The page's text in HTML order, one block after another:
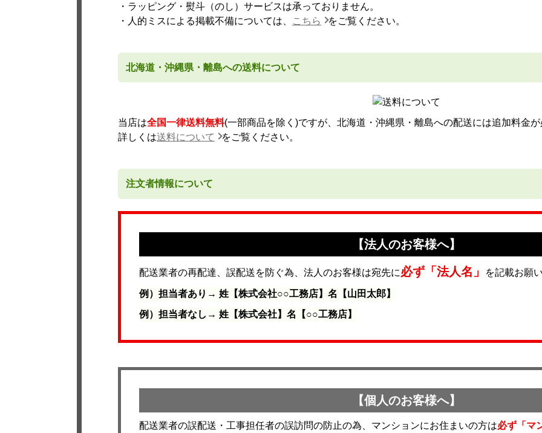
・ラッピング・熨斗（のし）サービスは承っておりません。
・人的ミスによる掲載不備については、
こちら をご覧ください。
北海道・沖縄県・離島への送料について
当店は全国一律送料無料(一部商品を除く)ですが、北海道・沖縄県・離島への配送には追加料金
詳しくは送料について をご覧ください。
注文者情報について
【法人のお客様へ】
配送業者の再配達、誤配送を防ぐ為、法人のお客様は宛先に必ず「法人名」 を記載お願
例）担当者あり→ 姓【株式会社○○工務店】名【山田太郎】
例）担当者なし→ 姓【株式会社】名【○○工務店】
【個人のお客様へ】
配送業者の誤配送・工事担任者の誤訪問の防止の為、マンションにお住まいの方は必ず「マ